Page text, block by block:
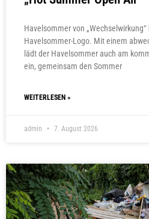
Havelsommer von
Havelsommer-Logo. Mit einem
lädt der Havelsommer auch am
ein, gemeinsam den Sommer
WEITERLESEN »
admin 7. August 2026